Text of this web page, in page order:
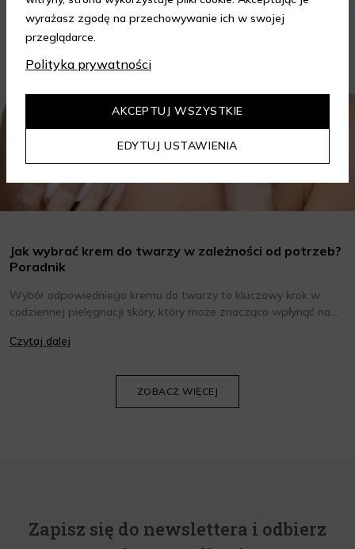
Jak wybrać krem do twarzy w zależności od potrzeb?
Poradnik
Wybór odpowiedniego kremu do twarzy to kluczowy krok w
codziennej pielęgnacji skóry, który może znacząco wpłynąć na
oraz wiedzieć, jak dopasować je do potrzeb własnej skóry.
Czytaj dalej
ZOBACZ WIĘCEJ
Zapisz się do newslettera i odbierz
wyrażasz zgodę na przechowywanie ich w swojej
przeglądarce.
Polityka prywatności
EDYTUJ USTAWIENIA
AKCEPTUJ WSZYSTKIE